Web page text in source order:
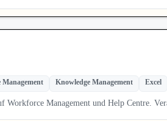
Knowledge Management Excel
Workforce Management und Help Centre.